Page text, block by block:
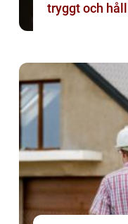
tryggt och